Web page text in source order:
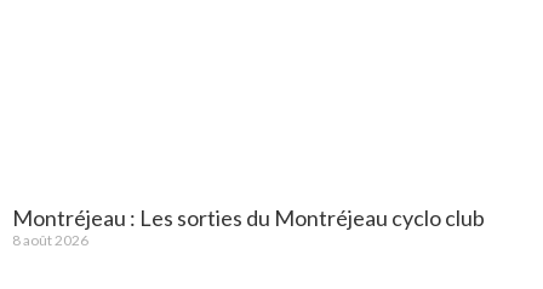
Montréjeau : Les sorties du Montréjeau cyclo club
8 août 2026